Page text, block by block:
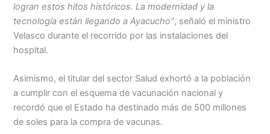
logran estos hitos históricos. La modernidad y la
tecnología están llegando a Ayacucho”, señaló el ministro
Velasco durante el recorrido por las instalaciones del
hospital.
Asimismo, el titular del sector Salud exhortó a la población
a cumplir con el esquema de vacunación nacional y
recordó que el Estado ha destinado más de 500 millones
de soles para la compra de vacunas.